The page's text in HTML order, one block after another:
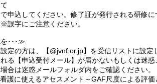
申込してください。修了証が発行される研修
字にご注意ください。
･･･≫
定の方は、【@jvnf.or.jp】を受信リストに設定
る【申込受付メール】が届かないもしくは迷惑
合は迷惑メールフォルダ内をご確認ください。
護に使えるアセスメント～GAF尺度による評